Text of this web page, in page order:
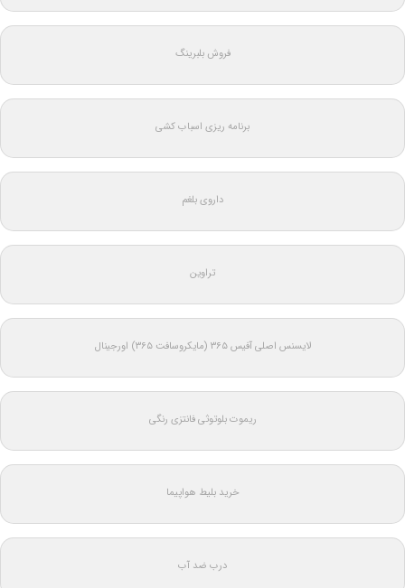
فروش بلبرینگ
برنامه ریزی اسباب کشی
داروی بلغم
تراوین
لایسنس اصلی آفیس ۳۶۵ (مایکروسافت ۳۶۵) اورجینال
ریموت بلوتوثی فانتزی رنگی
خرید بلیط هواپیما
درب ضد آب